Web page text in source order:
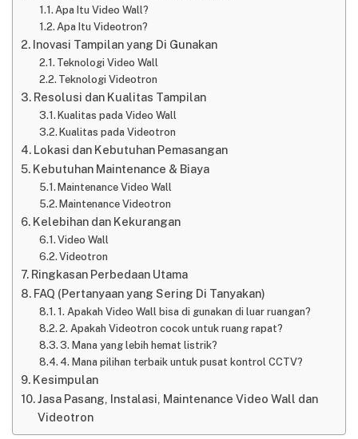
Apa Itu Video Wall?
Apa Itu Videotron?
Inovasi Tampilan yang Di Gunakan
Teknologi Video Wall
Teknologi Videotron
Resolusi dan Kualitas Tampilan
Kualitas pada Video Wall
Kualitas pada Videotron
Lokasi dan Kebutuhan Pemasangan
Kebutuhan Maintenance & Biaya
Maintenance Video Wall
Maintenance Videotron
Kelebihan dan Kekurangan
Video Wall
Videotron
Ringkasan Perbedaan Utama
FAQ (Pertanyaan yang Sering Di Tanyakan)
1. Apakah Video Wall bisa di gunakan di luar ruangan?
2. Apakah Videotron cocok untuk ruang rapat?
3. Mana yang lebih hemat listrik?
4. Mana pilihan terbaik untuk pusat kontrol CCTV?
Kesimpulan
Jasa Pasang, Instalasi, Maintenance Video Wall dan
Videotron